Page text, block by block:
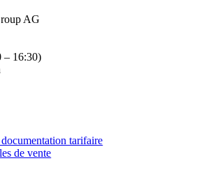
AG
– 16:30)
tarifaire
de vente